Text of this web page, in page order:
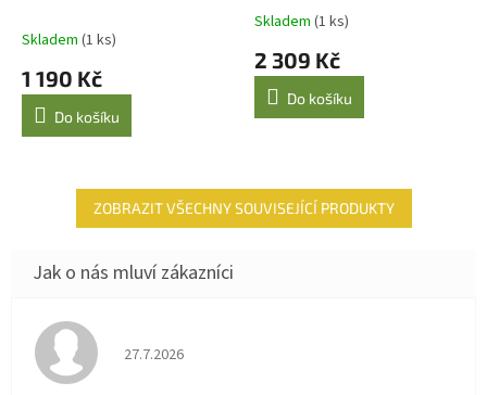
Skladem (1 ks)
1 190 Kč
Do košíku
A
pepřová
Průměrné
produktu
5,0
Skladem (1 ks)
2 309 Kč
Do košíku
ZOBRAZIT VŠECHNY SOUVISEJÍCÍ PRODUKTY
Hodnocení obchodu je 4 z 5 hvězdiček.
27.7.2026